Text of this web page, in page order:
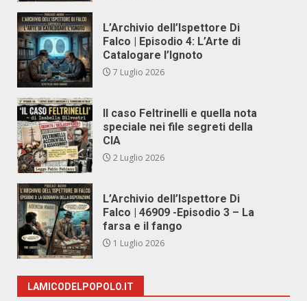
L’Archivio dell’Ispettore Di
Falco | Episodio 4: L’Arte di
Catalogare l’Ignoto
7 Luglio 2026
Il caso Feltrinelli e quella nota
speciale nei file segreti della
CIA
2 Luglio 2026
L’Archivio dell’Ispettore Di
Falco | 46909 -Episodio 3 – La
farsa e il fango
1 Luglio 2026
LAMICODELPOPOLO.IT